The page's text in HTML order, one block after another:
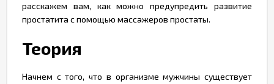
расскажем вам, как можно предупредить развитие
простатита с помощью массажеров простаты.
Теория
Начнем с того, что в организме мужчины существует